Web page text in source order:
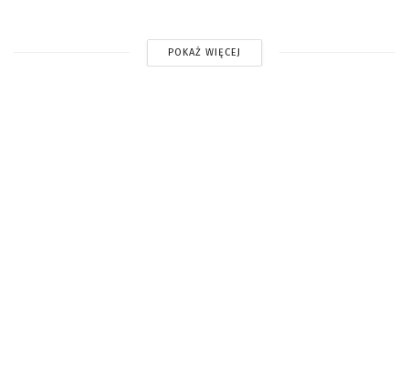
POKAŻ WIĘCEJ